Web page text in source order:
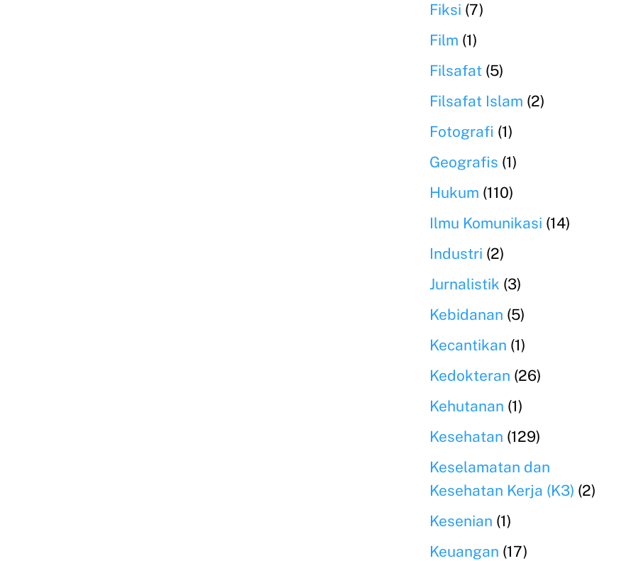
Fiksi (7)
Film (1)
Filsafat (5)
Filsafat Islam (2)
Fotografi (1)
Geografis (1)
Hukum (110)
Ilmu Komunikasi (14)
Industri (2)
Jurnalistik (3)
Kebidanan (5)
Kecantikan (1)
Kedokteran (26)
Kehutanan (1)
Kesehatan (129)
Keselamatan dan
Kesehatan Kerja (K3) (2)
Kesenian (1)
Keuangan (17)